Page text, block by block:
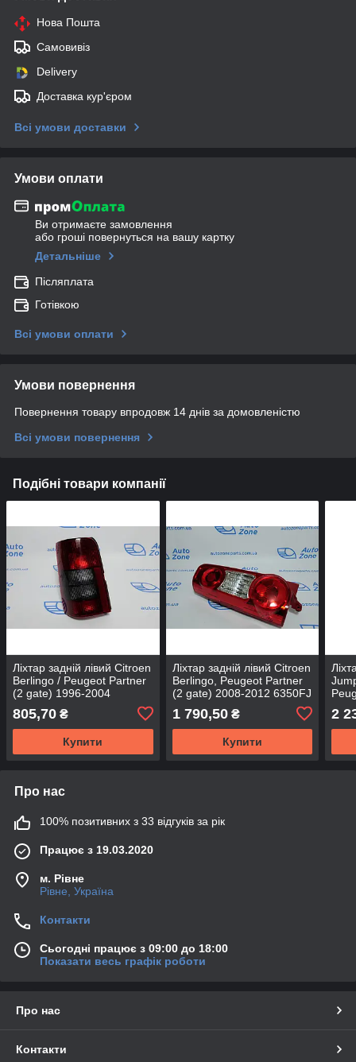
Нова Пошта
Самовивіз
Delivery
Доставка кур'єром
Всі умови доставки
Умови оплати
Ви отримаєте замовлення
або гроші повернуться на вашу картку
Детальніше
Післяплата
Готівкою
Всі умови оплати
Умови повернення
Повернення товару впродовж 14 днів за домовленістю
Всі умови повернення
Подібні товари компанії
Ліхтар задній лівий Citroen
Berlingo / Peugeot Partner
(2 gate) 1996-2004
805,70 ₴
Купити
Ліхтар задній лівий Citroen
Berlingo, Peugeot Partner
(2 gate) 2008-2012 6350FJ
1 790,50₴
Купити
2
Про нас
100% позитивних з 33 відгуків за рік
Працює з 19.03.2020
м. Рівне
Рівне, Україна
Контакти
Сьогодні працює з 09:00 до 18:00
Показати весь графік роботи
Про нас
Контакти